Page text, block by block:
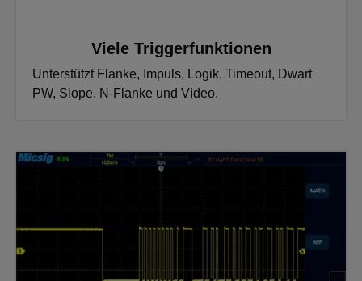
Viele Triggerfunktionen
Unterstützt Flanke, Impuls, Logik, Timeout, Dwart
PW, Slope, N-Flanke und Video.